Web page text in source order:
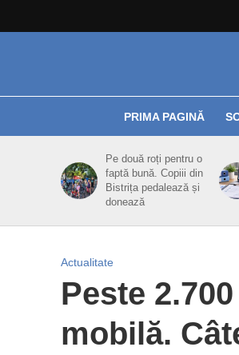
PRIMA PAGINĂ
Pe două roți pentru o
faptă bună. Copiii din
Bistrița pedalează și
donează
Actualitate
Peste
mobilă.